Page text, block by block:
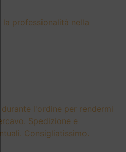
professionalità nella
l'ordine per rendermi
Spedizione e
Consigliatissimo.